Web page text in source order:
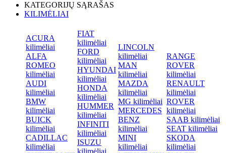
KATEGORIJŲ SĄRAŠAS
KILIMĖLIAI
ACURA
kilimėliai
ALFA
ROMEO
kilimėliai
AUDI
kilimėliai
BMW
kilimėliai
BUICK
kilimėliai
CADILLAC
kilimėliai
FIAT
kilimėliai
FORD
kilimėliai
HYUNDAI
kilimėliai
HONDA
kilimėliai
HUMMER
kilimėliai
INFINITI
kilimėliai
ISUZU
kilimėliai
LINCOLN
kilimėliai
MAN
kilimėliai
MAZDA
kilimėliai
MG kilimėliai
MERCEDES
BENZ
kilimėliai
MINI
kilimėliai
RANGE
ROVER
kilimėliai
RENAULT
kilimėliai
ROVER
kilimėliai
SAAB kilimėliai
SEAT kilimėliai
SKODA
kilimėliai